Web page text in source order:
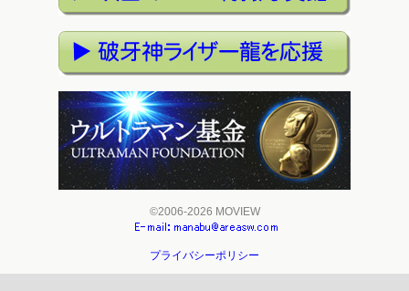
©2006-2026 MOVIEW
プライバシーポリシー